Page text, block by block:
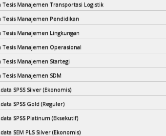
Tesis Manajemen Transportasi Logistik
Tesis Manajemen Pendidikan
Tesis Manajemen Lingkungan
Tesis Manajemen Operasional
Tesis Manajemen Startegi
Tesis Manajemen SDM
SPSS Silver (Ekonomis)
SPSS Gold (Reguler)
SPSS Platinum (Eksekutif)
SEM PLS Silver (Ekonomis)